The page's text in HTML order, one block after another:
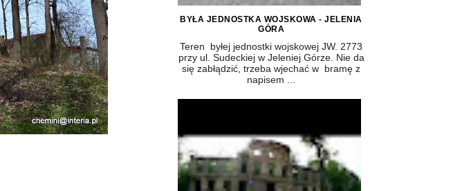
BYŁA JEDNOSTKA WOJSKOWA - JELENIA
GÓRA
Teren byłej jednostki wojskowej JW. 2773
przy ul. Sudeckiej w Jeleniej Górze. Nie da
się zabłądzić, trzeba wjechać w bramę z
napisem ...